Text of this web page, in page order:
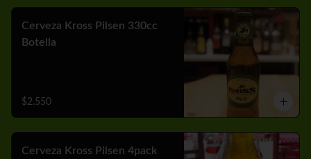
Cerveza Kross Pilsen 330cc
Botella
$2.550
Cerveza Kross Pilsen 4pack